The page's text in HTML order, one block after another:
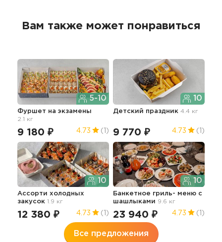
Вам также может понравиться
5-10
Фуршет на экзамены
2.1 кг
9 180 ₽ 4.73 (1)
10
Детский праздник 4.4 кг
9 770 ₽ 4.73 (1)
10
Ассорти холодных
закусок 1.9 кг
12 380 ₽ 4.73 (1)
10
Банкетное гриль- меню с
шашлыками 9.6 кг
23 940 ₽ 4.73 (1)
Все предложения